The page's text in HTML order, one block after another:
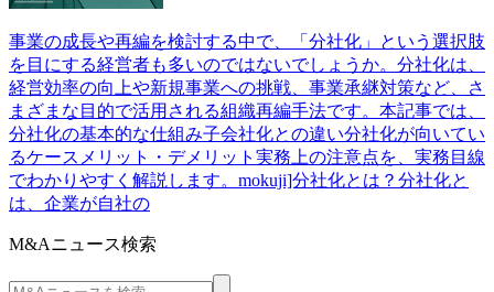
事業の成長や再編を検討する中で、「分社化」という選択肢
を目にする経営者も多いのではないでしょうか。分社化は、
経営効率の向上や新規事業への挑戦、事業承継対策など、さ
まざまな目的で活用される組織再編手法です。本記事では、
分社化の基本的な仕組み子会社化との違い分社化が向いてい
るケースメリット・デメリット実務上の注意点を、実務目線
でわかりやすく解説します。mokuji]分社化とは？分社化と
は、企業が自社の
M&Aニュース検索